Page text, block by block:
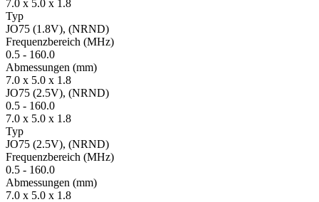
7.0 x 5.0 x 1.8
Typ
JO75 (1.8V), (NRND)
Fre­quenz­bereich (MHz)
0.5 - 160.0
Ab­mes­sungen (mm)
7.0 x 5.0 x 1.8
JO75 (2.5V), (NRND)
0.5 - 160.0
7.0 x 5.0 x 1.8
Typ
JO75 (2.5V), (NRND)
Fre­quenz­bereich (MHz)
0.5 - 160.0
Ab­mes­sungen (mm)
7.0 x 5.0 x 1.8